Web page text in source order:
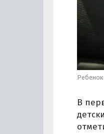
Ребенок
В